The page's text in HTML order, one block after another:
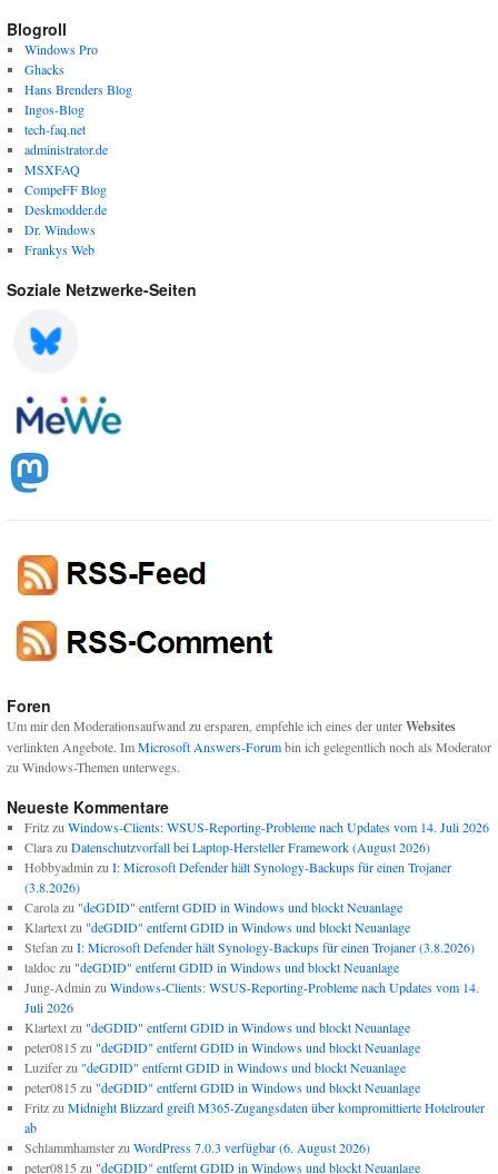
Blogroll
Windows Pro
Ghacks
Hans Brenders Blog
Ingos-Blog
tech-faq.net
administrator.de
MSXFAQ
CompeFF Blog
Deskmodder.de
Dr. Windows
Frankys Web
Soziale Netzwerke-Seiten
Foren
Um mir den Moderationsaufwand zu ersparen, empfehle ich eines der unterWebsites
verlinkten Angebote. ImMicrosoft Answers-Forumbin ich gelegentlich noch als Moderator
zu Windows-Themen unterwegs.
Neueste Kommentare
Fritzzu Windows-Clients: WSUS-Reporting-Probleme nach Updates vom 14. Juli 2026
Clarazu Datenschutzvorfall bei Laptop-Hersteller Framework (August 2026)
Hobbyadmin zu I: Microsoft Defender hält Synology-Backups für einen Trojaner
(3.8.2026)
Carolazu "deGDID" entfernt GDID in Windows und blockt Neuanlage
Klartextzu "deGDID" entfernt GDID in Windows und blockt Neuanlage
Stefan zu I: Microsoft Defender hält Synology-Backups für einen Trojaner (3.8.2026)
taldoczu "deGDID" entfernt GDID in Windows und blockt Neuanlage
Jung-Admin zu Windows-Clients: WSUS-Reporting-Probleme nach Updates vom 14.
Juli 2026
Klartextzu "deGDID" entfernt GDID in Windows und blockt Neuanlage
peter0815 zu "deGDID" entfernt GDID in Windows und blockt Neuanlage
Luziferzu "deGDID" entfernt GDID in Windows und blockt Neuanlage
peter0815 zu "deGDID" entfernt GDID in Windows und blockt Neuanlage
Fritzzu Midnight Blizzard greift M365-Zugangsdaten über kompromittierte Hotelrouter
ab
Schlammhamsterzu WordPress 7.0.3 verfügbar (6. August 2026)
peter0815 zu "deGDID" entfernt GDID in Windows und blockt Neuanlage